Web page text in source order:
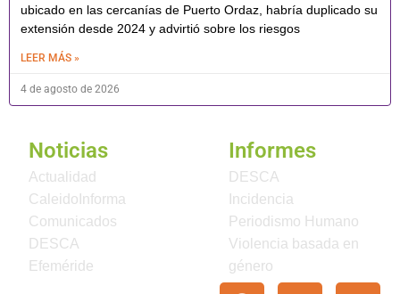
ubicado en las cercanías de Puerto Ordaz, habría duplicado su
extensión desde 2024 y advirtió sobre los riesgos
LEER MÁS »
4 de agosto de 2026
Noticias
Actualidad
CaleidoInforma
Comunicados
DESCA
Efeméride
Informes
DESCA
Incidencia
Periodismo Humano
Violencia basada en
género